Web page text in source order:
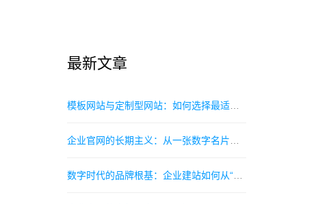
最新文章
‌模板网站与定制型网站：如何选择最适合你的在线门户？‌
数字时代的品牌根基：企业建站如何从“标配”走向“战略投资”指南